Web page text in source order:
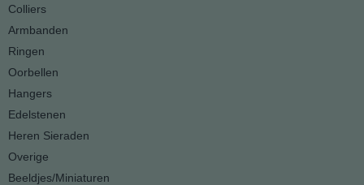
Colliers
Armbanden
Ringen
Oorbellen
Hangers
Edelstenen
Heren Sieraden
Overige
Beeldjes/Miniaturen